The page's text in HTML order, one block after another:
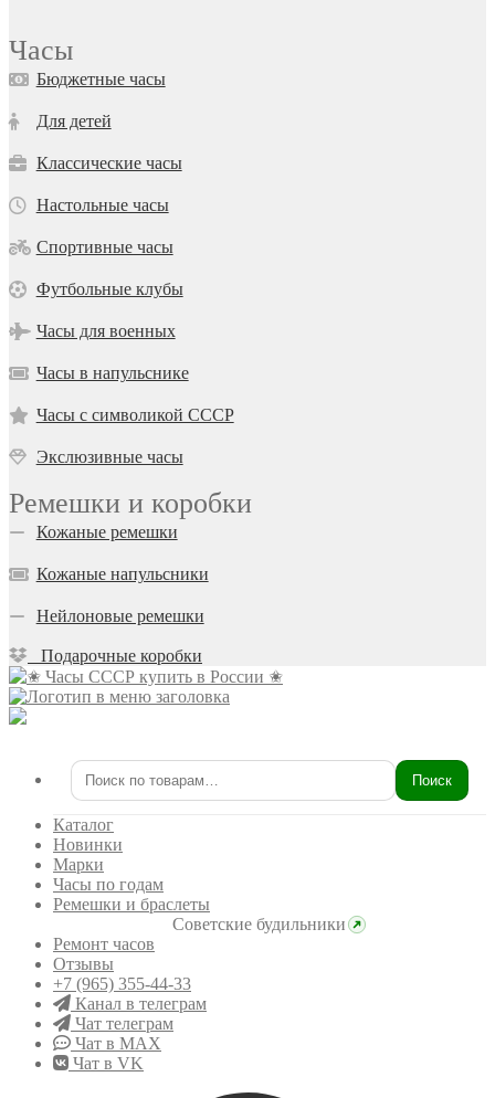
Часы
Бюджетные часы
Для детей
Классические часы
Настольные часы
Спортивные часы
Футбольные клубы
Часы для военных
Часы в напульснике
Часы с символикой СССР
Экслюзивные часы
Ремешки и коробки
Кожаные ремешки
Кожаные напульсники
Нейлоновые ремешки
Подарочные коробки
Искать: Поиск
Каталог
Новинки
Марки
Часы по годам
Ремешки и браслеты
Советские будильники
Ремонт часов
Отзывы
+7 (965) 355-44-33
Канал в телеграм
Чат телеграм
Чат в MAX
Чат в VK